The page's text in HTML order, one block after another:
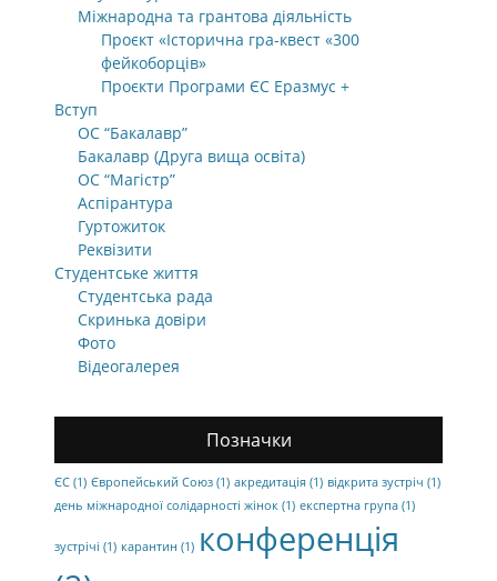
Міжнародна та грантова діяльність
Проєкт «Історична гра-квест «300
фейкоборців»
Проєкти Програми ЄС Еразмус +
Вступ
ОС “Бакалавр”
Бакалавр (Друга вища освіта)
ОС “Магістр”
Аспірантура
Гуртожиток
Реквізити
Студентське життя
Студентська рада
Скринька довіри
Фото
Відеогалерея
Позначки
ЄС (1) Європейський Союз (1) акредитація (1) відкрита зустріч (1)
день міжнародної солідарності жінок (1) експертна група (1)
зустрічі (1) карантин (1) конференція